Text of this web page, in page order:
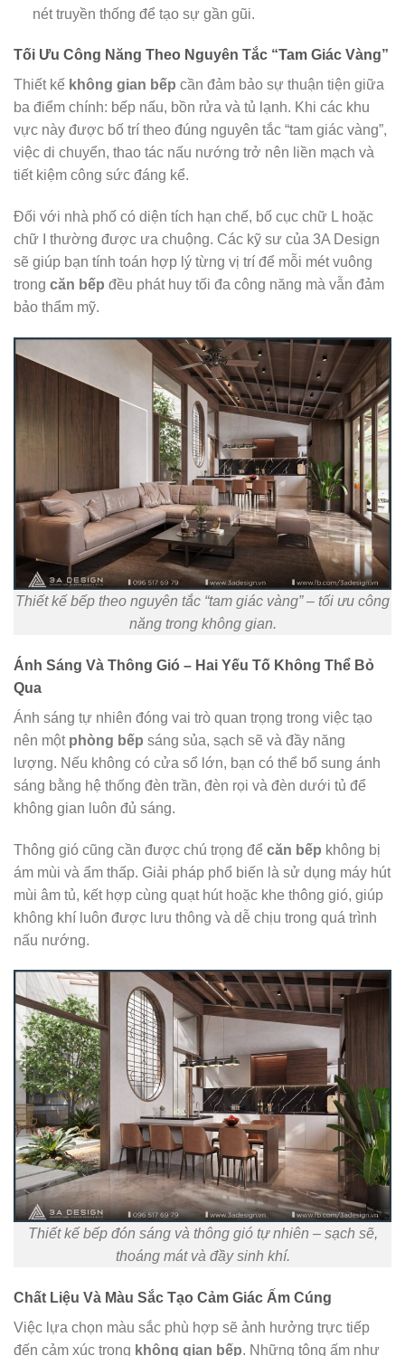
nét truyền thống để tạo sự gần gũi.
Tối Ưu Công Năng Theo Nguyên Tắc “Tam Giác Vàng”
Thiết kế không gian bếp cần đảm bảo sự thuận tiện giữa
ba điểm chính: bếp nấu, bồn rửa và tủ lạnh. Khi các khu
vực này được bố trí theo đúng nguyên tắc “tam giác vàng”,
việc di chuyển, thao tác nấu nướng trở nên liền mạch và
tiết kiệm công sức đáng kể.
Đối với nhà phố có diện tích hạn chế, bố cục chữ L hoặc
chữ I thường được ưa chuộng. Các kỹ sư của 3A Design
sẽ giúp bạn tính toán hợp lý từng vị trí để mỗi mét vuông
trong căn bếp đều phát huy tối đa công năng mà vẫn đảm
bảo thẩm mỹ.
Thiết kế bếp theo nguyên tắc “tam giác vàng” – tối ưu công
năng trong không gian.
Ánh Sáng Và Thông Gió – Hai Yếu Tố Không Thể Bỏ
Qua
Ánh sáng tự nhiên đóng vai trò quan trọng trong việc tạo
nên một phòng bếp sáng sủa, sạch sẽ và đầy năng
lượng. Nếu không có cửa sổ lớn, bạn có thể bổ sung ánh
sáng bằng hệ thống đèn trần, đèn rọi và đèn dưới tủ để
không gian luôn đủ sáng.
Thông gió cũng cần được chú trọng để căn bếp không bị
ám mùi và ẩm thấp. Giải pháp phổ biến là sử dụng máy hút
mùi âm tủ, kết hợp cùng quạt hút hoặc khe thông gió, giúp
không khí luôn được lưu thông và dễ chịu trong quá trình
nấu nướng.
Thiết kế bếp đón sáng và thông gió tự nhiên – sạch sẽ,
thoáng mát và đầy sinh khí.
Chất Liệu Và Màu Sắc Tạo Cảm Giác Ấm Cúng
Việc lựa chọn màu sắc phù hợp sẽ ảnh hưởng trực tiếp
đến cảm xúc trong không gian bếp. Những tông ấm như